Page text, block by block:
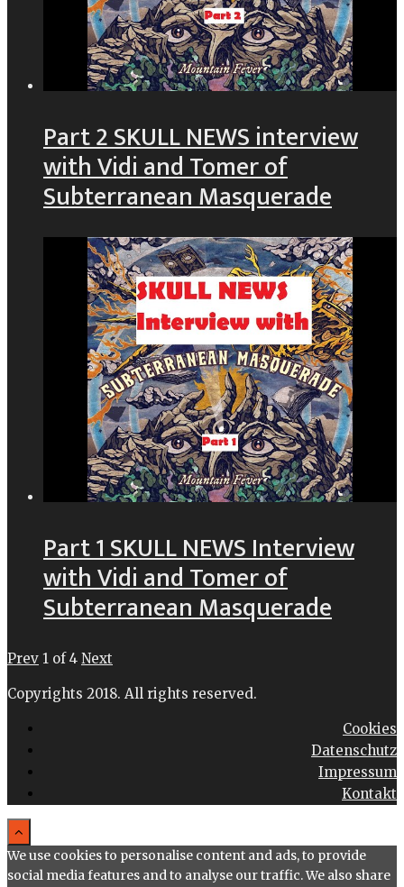
Part 2 SKULL NEWS interview
with Vidi and Tomer of
Subterranean Masquerade
Part 1 SKULL NEWS Interview
with Vidi and Tomer of
Subterranean Masquerade
Prev 1 of 4 Next
Copyrights 2018. All rights reserved.
Cookies
Datenschutz
Impressum
Kontakt
We use cookies to personalise content and ads, to provide
social media features and to analyse our traffic. We also share